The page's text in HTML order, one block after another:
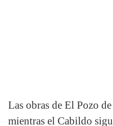
Las obras de El Pozo
mientras el Cabildo